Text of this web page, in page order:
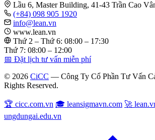
Lầu 6, Master Building, 41-43 Trần Cao
(+84) 098 905 1920
info@lean.vn
www.lean.vn
Thứ 2 – Thứ 6: 08:00 – 17:30
Thứ 7: 08:00 – 12:00
📅 Đặt lịch tư vấn miễn phí
© 2026 CiCC — Công Ty Cổ Phần Tư Vấn
Rights Reserved.
🏆 cicc.com.vn 🎓 leansigmavn.com 🚀
ungdungai.edu.vn